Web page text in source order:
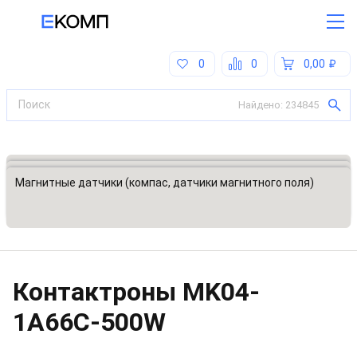
0,00
0
0
Найдено: 234845
Все категории
Датчики, преобразователи
Магнитные датчики (компас, датчики магнитного поля)
Контактроны MK04-
1A66C-500W